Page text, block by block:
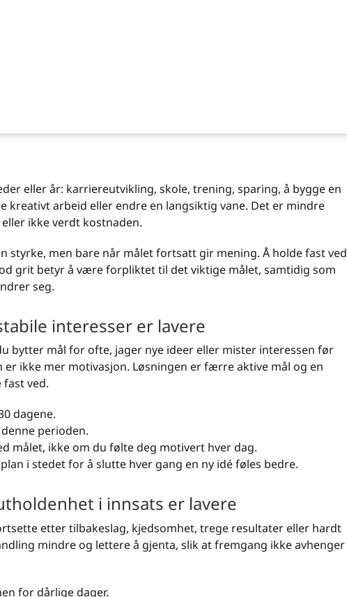
eller år: karriereutvikling, skole, trening, sparing, å bygge en
arbeid eller endre en langsiktig vane. Det er mindre
ikke verdt kostnaden.
styrke, men bare når målet fortsatt gir mening. Å holde fast ved
grit betyr å være forpliktet til det viktige målet, samtidig som
seg.
interesser er lavere
bytter mål for ofte, jager nye ideer eller mister interessen før
ikke mer motivasjon. Løsningen er færre aktive mål og en
ved.
dagene.
perioden.
målet, ikke om du følte deg motivert hver dag.
i stedet for å slutte hver gang en ny idé føles bedre.
i innsats er lavere
etter tilbakeslag, kjedsomhet, trege resultater eller hardt
mindre og lettere å gjenta, slik at fremgang ikke avhenger
for dårlige dager.